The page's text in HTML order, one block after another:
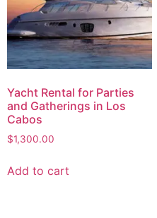
Yacht Rental for Parties
and Gatherings in Los
Cabos
$1,300.00
Add to cart